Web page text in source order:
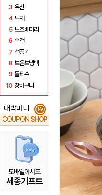
3 우산
4 부채
5 보조배터리
6 수건
7 선풍기
8 보온보냉백
9 물티슈
10 장바구니
대박머니
COUPON SHOP
₩
모바일에서도
세종기프트